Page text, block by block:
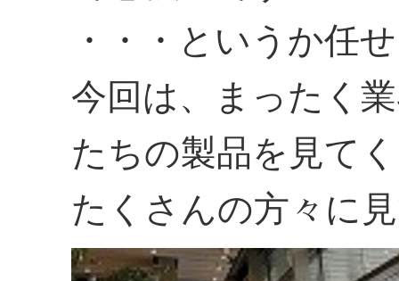
・・・というか任
今回は、まったく
たちの製品を見て
たくさんの方々に